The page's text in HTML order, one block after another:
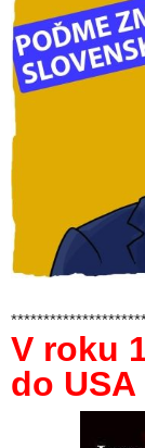
V roku
do USA